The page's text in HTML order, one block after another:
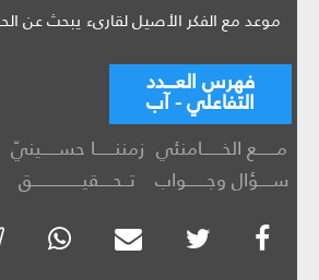
موعد مع الفكر الأصيل لقارىء يبحث عن
فهرس العـــدد
التفاعلي - آب
مــــــع الخــــــامنئي زمننــــــا حســـــينيّ
ســــؤال وجــــــواب
تــحــــقيـــــــــــــــق